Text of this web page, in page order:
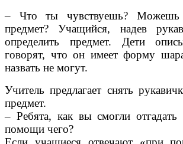
– Что ты чувствуешь?
предмет? Учащийся, надев
определить предмет. Дети
говорят, что он имеет форму
назвать не могут.
Учитель предлагает снять
предмет.
– Ребята, как вы смогли
помощи чего?